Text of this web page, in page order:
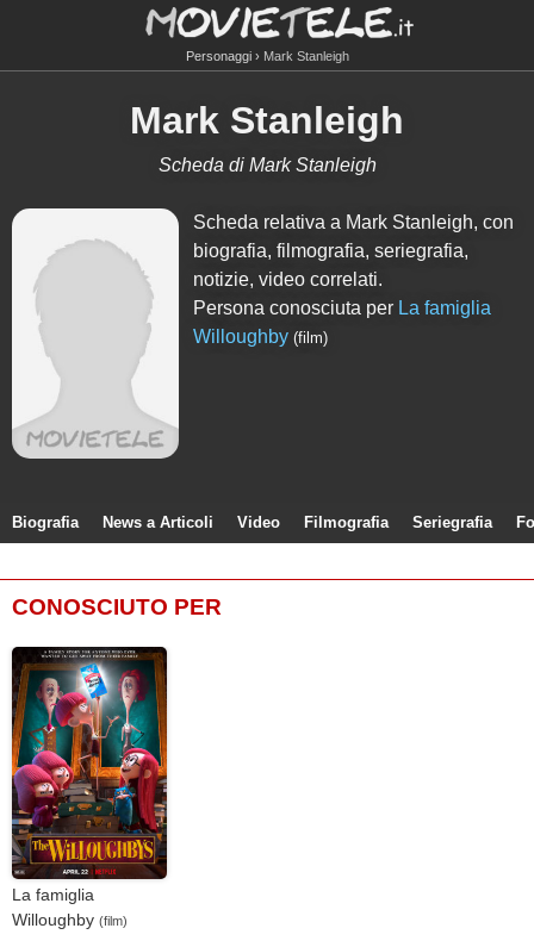
Personaggi Mark Stanleigh
Mark Stanleigh
Scheda di Mark Stanleigh
Scheda relativa a Mark Stanleigh, con
biografia, filmografia, seriegrafia,
notizie, video correlati.
Persona conosciuta per La famiglia
Willoughby (film)
Biografia News a Articoli Video Filmografia Seriegrafia
CONOSCIUTO PER
La famiglia
Willoughby (film)